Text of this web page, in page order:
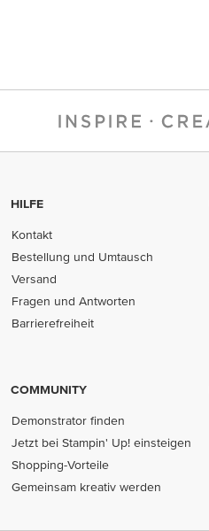
HILFE
Kontakt
Bestellung und Umtausch
Versand
Fragen und Antworten
Barrierefreiheit
COMMUNITY
Demonstrator finden
Jetzt bei Stampin' Up! einsteigen
Shopping-Vorteile
Gemeinsam kreativ werden